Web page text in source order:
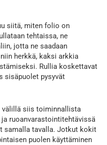
siitä, miten folio on
tehtaissa, ne
jotta ne saadaan
herkkä, kaksi arkkia
Rullia koskettavat
sisäpuolet pysyvät
välillä siis toiminnallista
ruoanvarastointitehtävissä
samalla tavalla. Jotkut kokit
puolen käyttäminen